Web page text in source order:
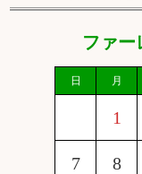
ファー
日 月
1
7 8